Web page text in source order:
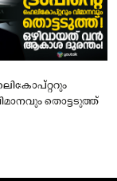
തൊട്ടടുത്ത്